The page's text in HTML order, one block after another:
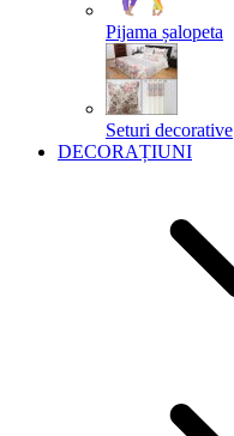
Pijama șalopeta
Seturi decorative
DECORAȚIUNI